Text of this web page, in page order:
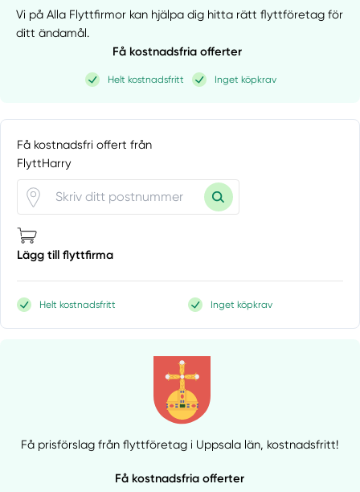
Vi på Alla Flyttfirmor kan hjälpa dig hitta rätt flyttföretag för
ditt ändamål.
Få kostnadsfria offerter
Helt kostnadsfritt Inget köpkrav
Få kostnadsfri offert från
FlyttHarry
Lägg till flyttfirma
Helt kostnadsfritt Inget köpkrav
Få prisförslag från flyttföretag i Uppsala län, kostnadsfritt!
Få kostnadsfria offerter